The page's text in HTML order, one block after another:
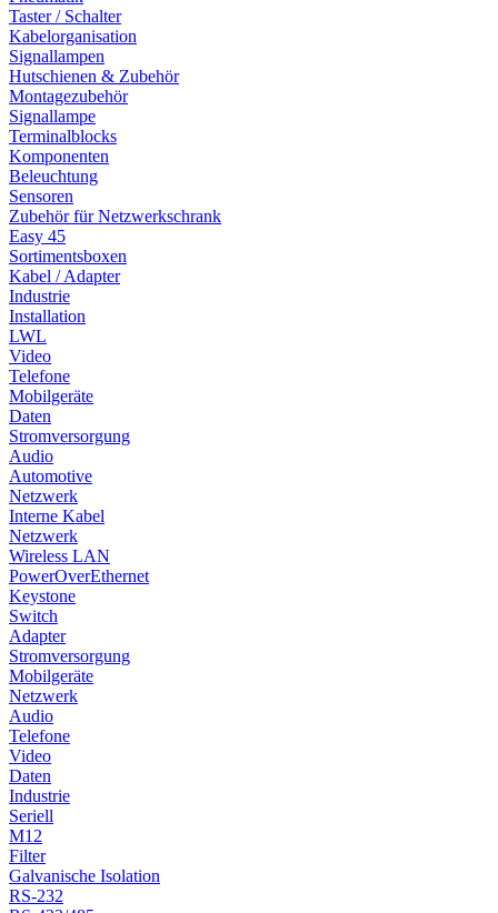
Taster / Schalter
Kabelorganisation
Signallampen
Hutschienen & Zubehör
Montagezubehör
Signallampe
Terminalblocks
Komponenten
Beleuchtung
Sensoren
Zubehör für Netzwerkschrank
Easy 45
Sortimentsboxen
Kabel / Adapter
Industrie
Installation
LWL
Video
Telefone
Mobilgeräte
Daten
Stromversorgung
Audio
Automotive
Netzwerk
Interne Kabel
Netzwerk
Wireless LAN
PowerOverEthernet
Keystone
Switch
Adapter
Stromversorgung
Mobilgeräte
Netzwerk
Audio
Telefone
Video
Daten
Industrie
Seriell
M12
Filter
Galvanische Isolation
RS-232